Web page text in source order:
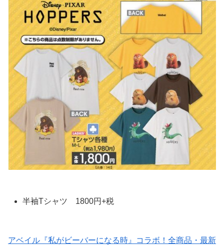
半袖Tシャツ 1800円+税
アベイル『私がビーバーになる時』コラボ！全商品・最新